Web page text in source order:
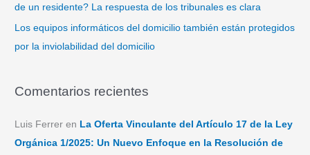
de un residente? La respuesta de los tribunales es clara
Los equipos informáticos del domicilio también están protegidos
por la inviolabilidad del domicilio
Comentarios recientes
Luis Ferrer en La Oferta Vinculante del Artículo 17 de la Ley
Orgánica 1/2025: Un Nuevo Enfoque en la Resolución de